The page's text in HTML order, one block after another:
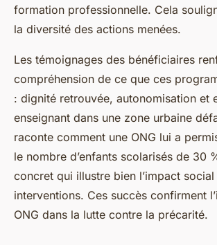
formation professionnelle. Cela
la diversité des actions menées.
Les témoignages des bénéficiaires
compréhension de ce que ces
: dignité retrouvée, autonomisation et
enseignant dans une zone urbaine
raconte comment une ONG lui a
le nombre d’enfants scolarisés de 30
concret qui illustre bien l’impact
interventions. Ces succès confirment
ONG dans la lutte contre la précarité.